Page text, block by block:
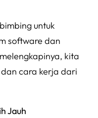
untuk
software dan
kita
cara kerja dari
Jauh